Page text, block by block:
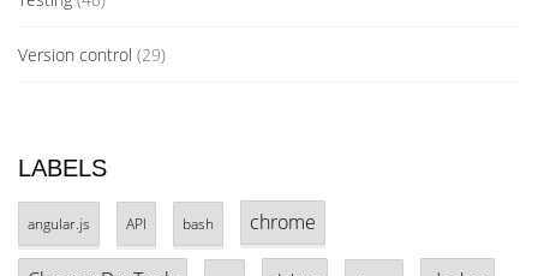
Version control (29)
LABELS
angular.js API bash chrome